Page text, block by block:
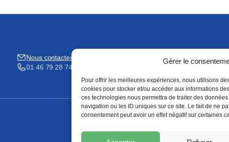
Gérer le
Pour offrir les meilleures expériences, nous utilisons
cookies pour stocker et/ou accéder aux informations
ces technologies nous permettra de traiter des
navigation ou les ID uniques sur ce site. Le fait de ne
consentement peut avoir un effet négatif sur certaines
Nous contacter
01 46 79 28 74